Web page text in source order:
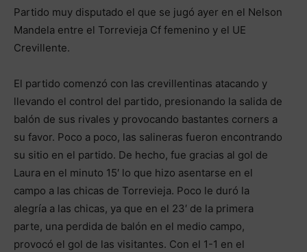
Partido muy disputado el que se jugó ayer en el Nelson
Mandela entre el Torrevieja Cf femenino y el UE
Crevillente.
El partido comenzó con las crevillentinas atacando y
llevando el control del partido, presionando la salida de
balón de sus rivales y provocando bastantes corners a
su favor. Poco a poco, las salineras fueron encontrando
su sitio en el partido. De hecho, fue gracias al gol de
Laura en el minuto 15′ lo que hizo asentarse en el
campo a las chicas de Torrevieja. Poco le duró la
alegría a las chicas, ya que en el 23′ de la primera
parte, una perdida de balón en el medio campo,
provocó el gol de las visitantes. Con el 1-1 en el